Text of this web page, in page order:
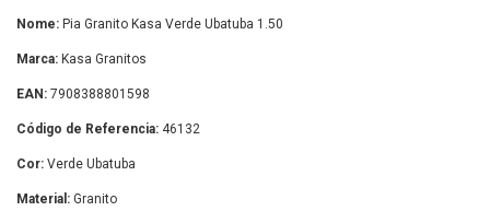
Nome: Pia Granito Kasa Verde Ubatuba 1.50
Marca: Kasa Granitos
EAN: 7908388801598
Código de Referencia: 46132
Cor: Verde Ubatuba
Material: Granito